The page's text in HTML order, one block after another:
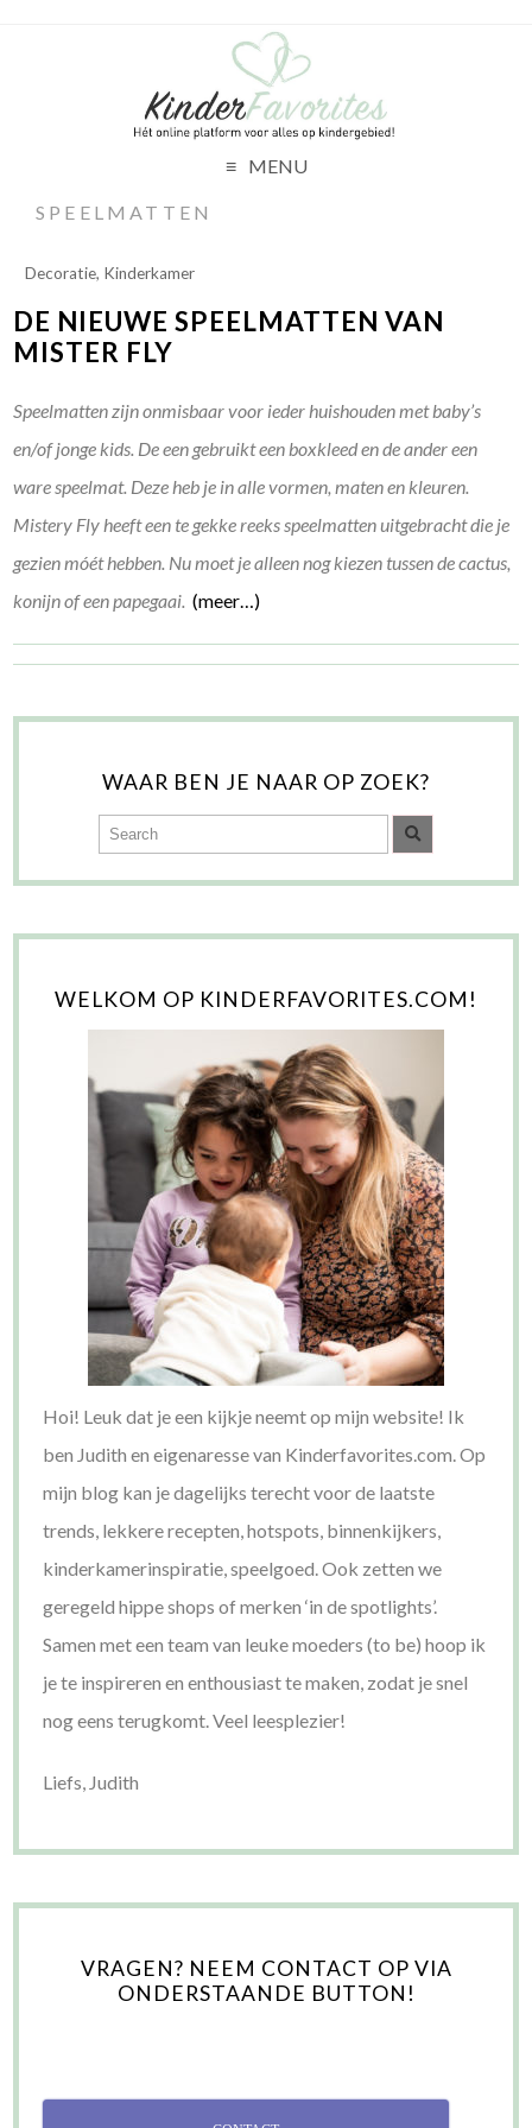
MENU
SPEELMATTEN
Decoratie, Kinderkamer
DE NIEUWE SPEELMATTEN VAN
MISTER FLY
Speelmatten zijn onmisbaar voor ieder huishouden met baby’s
en/of jonge kids. De een gebruikt een boxkleed en de ander een
ware speelmat. Deze heb je in alle vormen, maten en kleuren.
Mistery Fly heeft een te gekke reeks speelmatten uitgebracht die je
gezien móét hebben. Nu moet je alleen nog kiezen tussen de cactus,
konijn of een papegaai. (meer…)
WAAR BEN JE NAAR OP ZOEK?
WELKOM OP KINDERFAVORITES.COM!
Hoi! Leuk dat je een kijkje neemt op mijn website! Ik
ben Judith en eigenaresse van Kinderfavorites.com. Op
mijn blog kan je dagelijks terecht voor de laatste
trends, lekkere recepten, hotspots, binnenkijkers,
kinderkamerinspiratie, speelgoed. Ook zetten we
geregeld hippe shops of merken ‘in de spotlights’.
Samen met een team van leuke moeders (to be) hoop ik
je te inspireren en enthousiast te maken, zodat je snel
nog eens terugkomt. Veel leesplezier!
Liefs, Judith
VRAGEN? NEEM CONTACT OP VIA
ONDERSTAANDE BUTTON!